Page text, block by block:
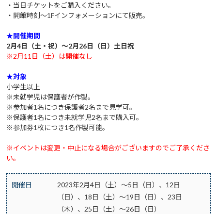
・当日チケットをご購入ください。
・開館時刻～1Fインフォメーションにて販売。
★開催期間
2月4日（土・祝）～2月26日（日）土日祝
※2月11日（土）は開催なし
★対象
小学生以上
※未就学児は保護者が作製。
※参加者1名につき保護者2名まで見学可。
※保護者1名につき未就学児2名まで購入可。
※参加券1枚につき1名作製可能。
※イベントは変更・中止になる場合がございますのでご了承くださ
い。
開催日
2023年2月4日（土）～5日（日）、12日
（日）、18日（土）～19日（日）、23日
（木）、25日（土）～26日（日）